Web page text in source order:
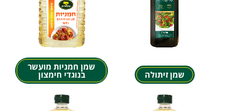
שמן זיתולה
שמן חמניות מועשר
בנוגדי חימצון